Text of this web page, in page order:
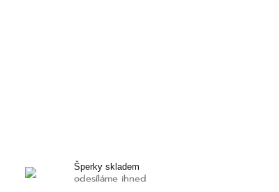
Šperky skladem
odesíláme ihned